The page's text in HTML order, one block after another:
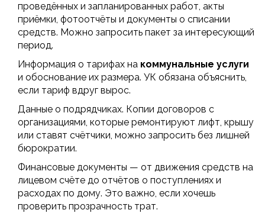
проведённых и запланированных работ, акты
приёмки, фотоотчёты и документы о списании
средств. Можно запросить пакет за интересующий
период.
Информация о тарифах на коммунальные услуги
и обоснование их размера. УК обязана объяснить,
если тариф вдруг вырос.
Данные о подрядчиках. Копии договоров с
организациями, которые ремонтируют лифт, крышу
или ставят счётчики, можно запросить без лишней
бюрократии.
Финансовые документы — от движения средств на
лицевом счёте до отчётов о поступлениях и
расходах по дому. Это важно, если хочешь
проверить прозрачность трат.